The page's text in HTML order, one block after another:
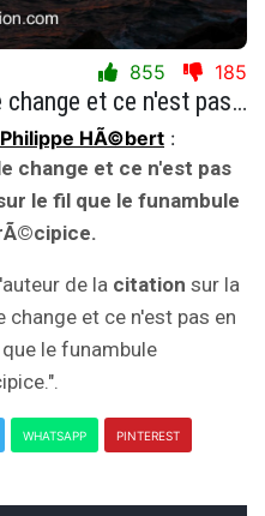
855 185
La vie importe quand elle change et ce n'est pas en allant en Ã©quilibre sur le fil que le funambule connaÃ®t le plus son prÃ©cipice.
HÃ©bert :
change et ce n'est pas
le fil que le funambule
de la citation sur la
change et ce n'est pas en
le funambule
WHATSAPP PINTEREST